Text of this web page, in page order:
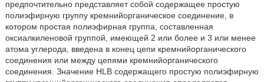
предпочтительно представляет собой содержащее простую
полиэфирную группу кремнийорганическое соединение, в
котором простая полиэфирная группа, составленная
оксиалкиленовой группой, имеющей 2 или более и 3 или менее
атома углерода, введена в конец цепи кремнийорганического
соединения или между цепями кремнийорганического
соединения. Значение HLB содержащего простую полиэфирную